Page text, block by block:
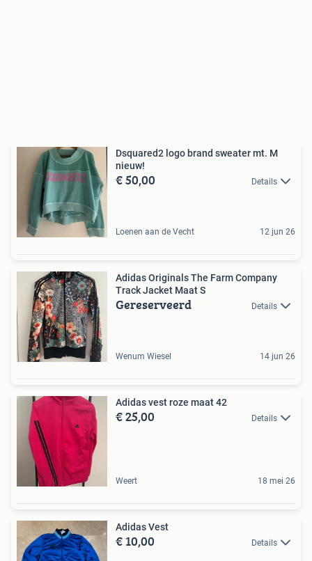
Dsquared2 logo brand sweater mt. M
nieuw!
€ 50,00 Details
Loenen aan de Vecht 12 jun 26
Adidas Originals The Farm Company
Track Jacket Maat S
Gereserveerd Details
Wenum Wiesel 14 jun 26
Adidas vest roze maat 42
€ 25,00 Details
Weert 18 mei 26
Adidas Vest
€ 10,00 Details